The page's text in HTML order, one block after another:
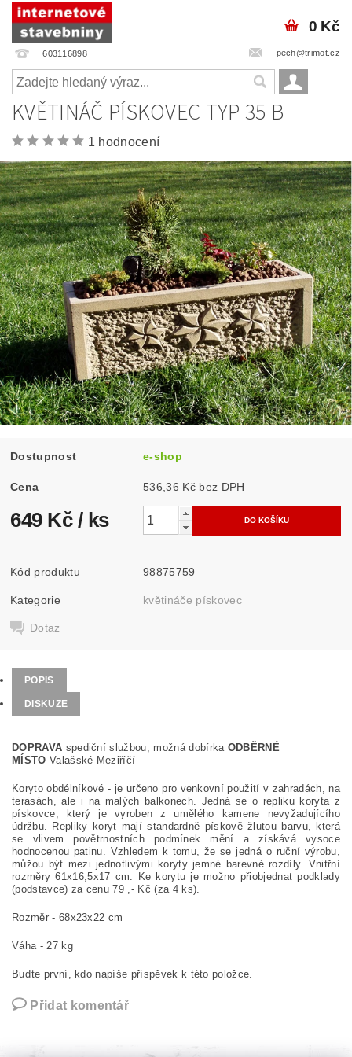
603116898 pech@trimot.cz
0 Kč
KVĚTINÁČ PÍSKOVEC TYP 35 B
1 hodnocení
Dostupnost e-shop
Cena 536,36 Kč bez DPH
649 Kč / ks
Kód produktu 98875759
Kategorie květináče pískovec
Dotaz
POPIS
DISKUZE
DOPRAVA spediční službou, možná dobírka ODBĚRNÉ
MÍSTO Valašské Meziříčí
Koryto obdélníkové - je určeno pro venkovní použití v zahradách, na
terasách, ale i na malých balkonech. Jedná se o repliku koryta z
pískovce, který je vyroben z umělého kamene nevyžadujícího
údržbu. Repliky koryt mají standardně pískově žlutou barvu, která
se vlivem povětrnostních podmínek mění a získává vysoce
hodnocenou patinu. Vzhledem k tomu, že se jedná o ruční výrobu,
můžou být mezi jednotlivými koryty jemné barevné rozdíly. Vnitřní
rozměry 61x16,5x17 cm. Ke korytu je možno přiobjednat podklady
(podstavce) za cenu 79 ,- Kč (za 4 ks).
Rozměr - 68x23x22 cm
Váha - 27 kg
Buďte první, kdo napíše příspěvek k této položce.
Přidat komentář